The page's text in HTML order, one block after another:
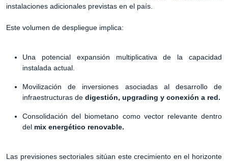
instalaciones adicionales previstas en el país.
Este volumen de despliegue implica:
Una potencial expansión multiplicativa de la capacidad
instalada actual.
Movilización de inversiones asociadas al desarrollo de
infraestructuras de digestión, upgrading y conexión a red.
Consolidación del biometano como vector relevante dentro
del mix energético renovable.
Las previsiones sectoriales sitúan este crecimiento en el horizonte